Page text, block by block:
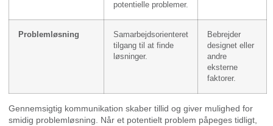
potentielle problemer.
Problemløsning
Samarbejdsorienteret
tilgang til at finde
løsninger.
Bebrejder
designet eller
andre
eksterne
faktorer.
Gennemsigtig kommunikation skaber tillid og giver mulighed for
smidig problemløsning. Når et potentielt problem påpeges tidligt,